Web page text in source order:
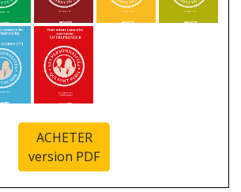
ACHETER
version PDF